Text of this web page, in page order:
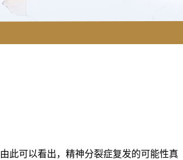
此可以看出，精神分裂症复发的可能性真